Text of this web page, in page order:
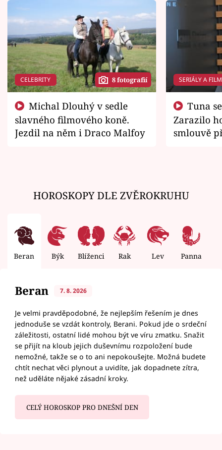
CELEBRITY 8 fotografií
slavného filmového koně.
Jezdil na něm i Draco Malfoy
SERIÁLY A
Zarazilo
smlouvě
HOROSKOPY DLE ZVĚROKRUHU
Beran Býk Blíženci Rak Lev Panna
Beran 7. 8. 2026
Je velmi pravděpodobné, že nejlepším řešením je dnes
jednoduše se vzdát kontroly, Berani. Pokud jde o srdeční
záležitosti, ostatní lidé mohou být ve víru zmatku. Snažit
se přijít na kloub jejich duševnímu rozpoložení bude
nemožné, takže se o to ani nepokoušejte. Možná budete
chtít nechat věci plynout a uvidíte, jak dopadnete zítra,
než uděláte nějaké zásadní kroky.
CELÝ HOROSKOP PRO DNEŠNÍ DEN